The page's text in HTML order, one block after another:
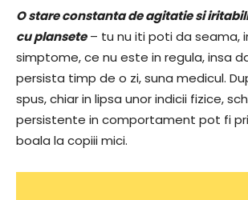
O stare constanta de agitatie si
cu plansete– tu nu iti poti da seama,
simptome, ce nu este in regula, insa
persista timp de o zi, suna medicul.
spus, chiar in lipsa unor indicii fizice,
persistente in comportament pot fi
boala la copiii mici.